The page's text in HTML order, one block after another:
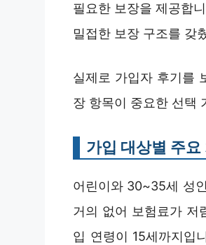
필요한 보장을 제공합
밀접한 보장 구조를 갖
실제로 가입자 후기를
장 항목이 중요한 선택
가입 대상별 주요
어린이와 30~35세 성
거의 없어 보험료가 저
입 연령이 15세까지입